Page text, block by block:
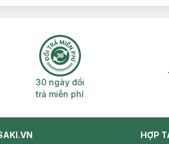
30 ngày đổi trả miễn phí
30 ngày đổi
trả miễn phí
HỢP